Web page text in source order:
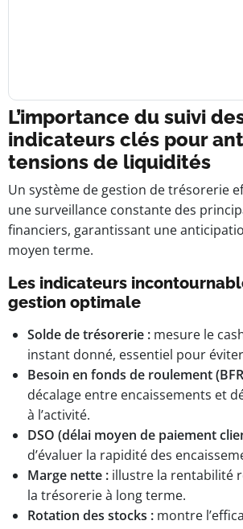
L’importance du suivi
indicateurs clés pour
tensions de liquidités
Un système de gestion de trésorerie
une surveillance constante des
financiers, garantissant une
moyen terme.
Les indicateurs
gestion optimale
Solde de trésorerie : mesure le
instant donné, essentiel pour
Besoin en fonds de roulement
décalage entre encaissements et
à l’activité.
DSO (délai moyen de paiement
d’évaluer la rapidité des
Marge nette : illustre la rentabilité
la trésorerie à long terme.
Rotation des stocks : montre